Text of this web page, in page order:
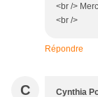
<br />
<br />
Répondre
C Cynthia